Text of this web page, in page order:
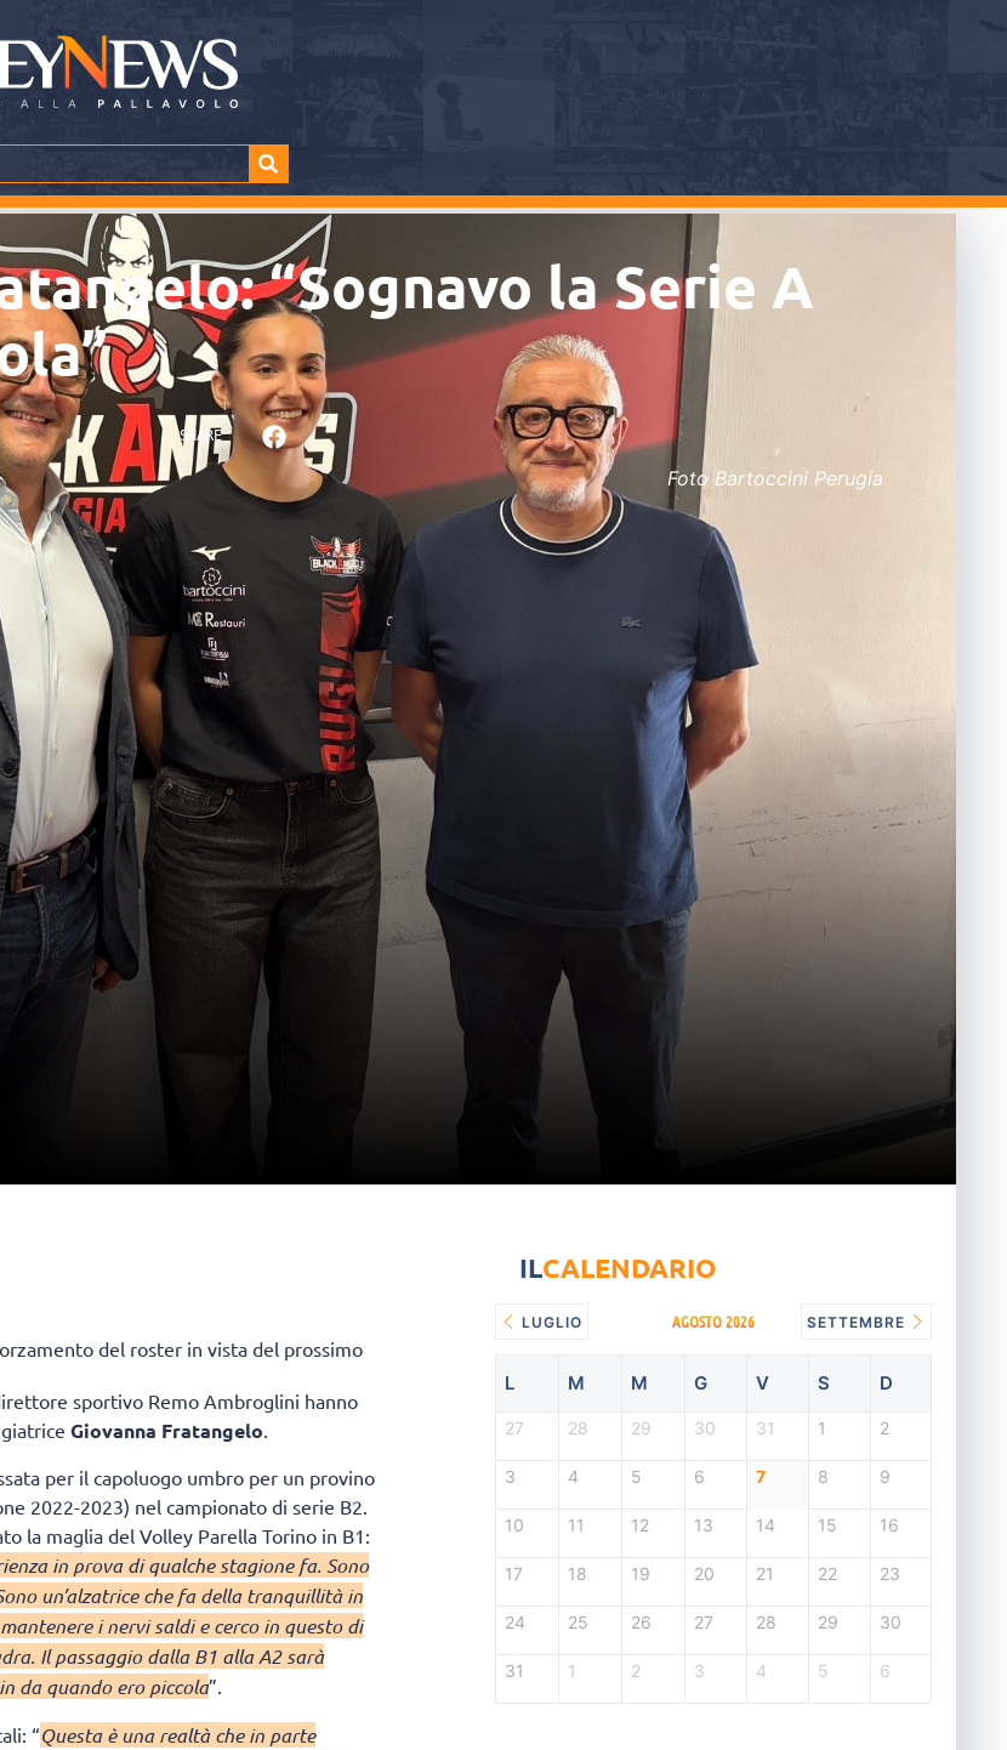
“Sognavo la Serie A
SHARE
Foto Bartoccini Perugia
del roster in vista del prossimo
sportivo Remo Ambroglini hanno
Giovanna Fratangelo
per il capoluogo umbro per un provino
2022-2023) nel campionato di serie B2.
la maglia del Volley Parella Torino in B1:
in prova di qualche stagione fa. Sono
un’alzatrice che fa della tranquillità in
i nervi saldi e cerco in questo di
Il passaggio dalla B1 alla A2 sarà
da quando ero piccola”.
“Questa è una realtà che in parte
ILCALENDARIO
LUGLIO AGOSTO 2026 SETTEMBRE
L M M G V S D
27 28 29 30 31 1 2
3 4 5 6 7 8 9
10 11 12 13 14 15 16
17 18 19 20 21 22 23
24 25 26 27 28 29 30
31 1 2 3 4 5 6